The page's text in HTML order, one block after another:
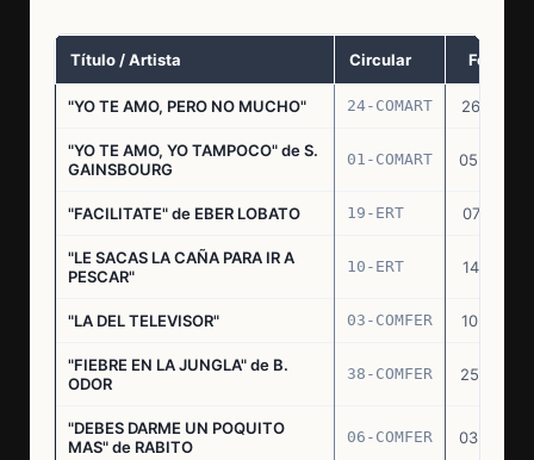
Título / Artista Circular Fecha
"YO TE AMO, PERO NO MUCHO" 24-COMART 26.11.69
"YO TE AMO, YO TAMPOCO" de S.
GAINSBOURG
01-COMART 05.02.70
"FACILITATE" de EBER LOBATO 19-ERT 07.10.70
"LE SACAS LA CAÑA PARA IR A
PESCAR"
10-ERT 14.07.71
"LA DEL TELEVISOR" 03-COMFER 10.01.73
"FIEBRE EN LA JUNGLA" de B.
ODOR
38-COMFER 25.10.73
"DEBES DARME UN POQUITO
MAS" de RABITO
06-COMFER 03.05.74